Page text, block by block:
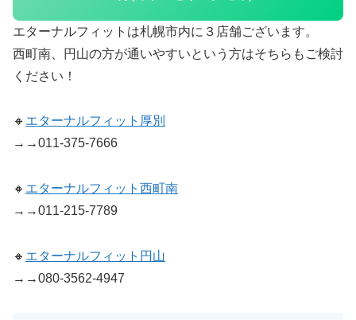
エターナルフィットは札幌市内に３店舗ございます。
西町南、円山の方が通いやすいという方はそちらもご検討
ください！
🔸 エターナルフィット厚別
→→011-375-7666
🔸 エターナルフィット西町南
→→011-215-7789
🔸 エターナルフィット円山
→→080-3562-4947